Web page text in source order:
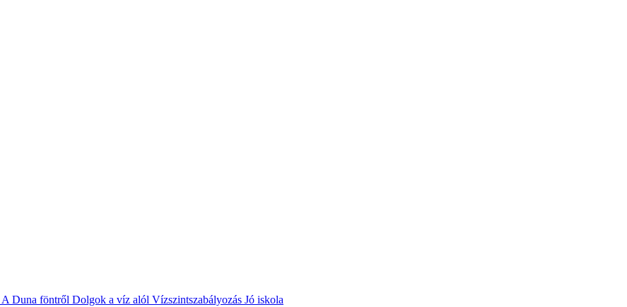
A Duna föntről Dolgok a víz alól Vízszintszabályozás Jó iskola